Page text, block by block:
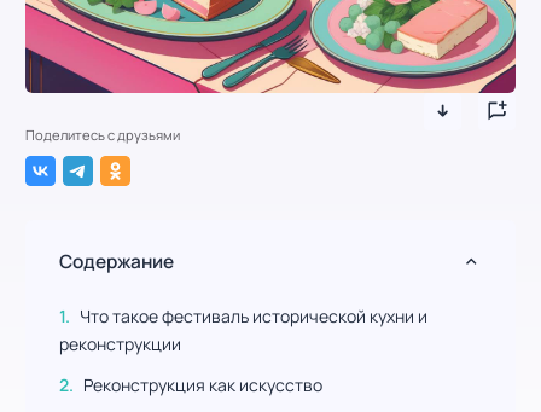
Поделитесь с друзьями
Содержание
Что такое фестиваль исторической кухни и
реконструкции
Реконструкция как искусство